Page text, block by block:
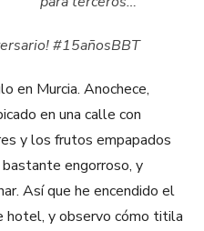
#15añosBBT
en Murcia. Anochece,
en una calle con
y los frutos empapados
engorroso, y
Así que he encendido el
hotel, y observo cómo titila